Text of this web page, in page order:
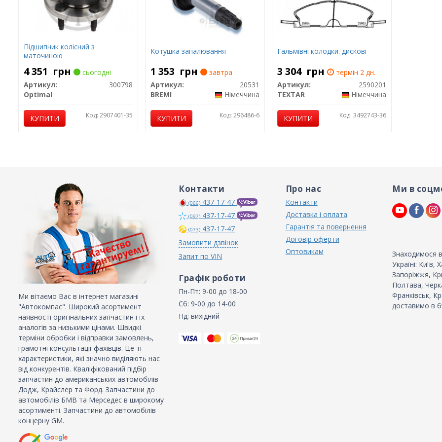
Підшипник колісний з
маточиною
4 351 грн
сьогодні
Артикул:
300798
Optimal
КУПИТИ Код: 2907401-35
Котушка запалювання
1 353 грн
завтра
Артикул:
20531
BREMI
Німеччина
КУПИТИ Код: 296486-6
Гальмівні колодки. дискові
3 304 грн
термін 2 дн.
Артикул:
2590201
TEXTAR
Німеччина
КУПИТИ Код: 3492743-36
Ми вітаємо Вас в інтернет магазині
"Автокомпас". Широкий асортимент
наявності оригінальних запчастин і їх
аналогів за низькими цінами. Швидкі
терміни обробки і відправки замовлень,
грамотні консультації фахівців. Це ті
характеристики, які значно виділяють нас
від конкурентів. Кваліфікований підбір
запчастин до американських автомобілів
Додж, Крайслер та Форд. Запчастини до
автомобілів БМВ та Мерседес в широкому
асортименті. Запчастини до автомобілів
концерну GM.
Контакти
(066) 437-17-47
(097) 437-17-47
(073) 437-17-47
Замовити дзвінок
Запит по VIN
Графік роботи
Пн-Пт: 9-00 до 18-00
Сб: 9-00 до 14-00
Нд: вихідний
Про нас
Контакти
Доставка і оплата
Гарантія та повернення
Договір оферти
Оптовикам
Ми в
Знаходимося
Україні: Київ,
Запоріжжя,
Полтава,
Франківськ,
доставимо в